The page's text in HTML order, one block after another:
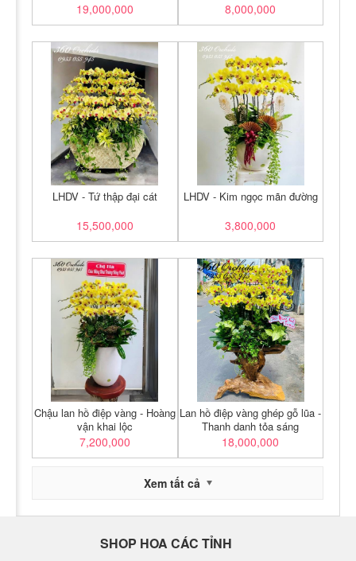
19,000,000 8,000,000
LHDV - Tứ thập đại cát
15,500,000
LHDV - Kim ngọc mãn đường
3,800,000
Chậu lan hồ điệp vàng - Hoàng
vận khai lộc
7,200,000
Lan hồ điệp vàng ghép gỗ lũa -
Thanh danh tỏa sáng
18,000,000
Xem tất cả
SHOP HOA CÁC TỈNH